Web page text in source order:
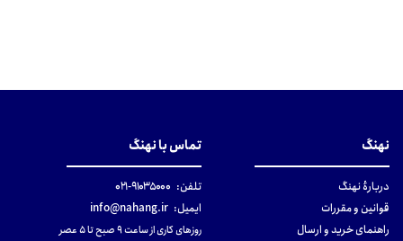
نهنگ
دربارهٔ نهنگ
قوانین و مقررات
راهنمای خرید و ارسال
تماس با نهنگ
تلفن: ۹۱۰۳۵۰۰۰-۰۲۱
ایمیل: info@nahang.ir
روزهای کاری از ساعت ۹ صبح تا ۵ عصر